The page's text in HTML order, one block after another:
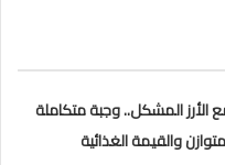
المشكل.. وجبة متكاملة
والقيمة الغذائية